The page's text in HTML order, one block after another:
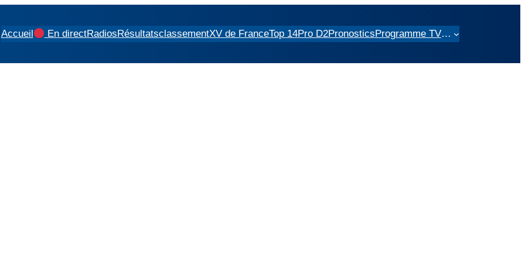
Accueil En directRadiosRésultatsclassementXV de FranceTop 14Pro D2PronosticsProgramme TV…